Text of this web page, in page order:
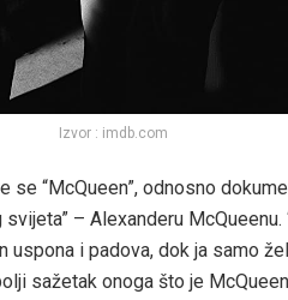
Izvor : imdb.com
se “McQueen”, odnosno
– Alexanderu McQueenu.
uspona i padova, dok ja samo
sažetak onoga što je